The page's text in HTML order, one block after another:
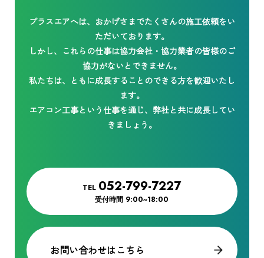
プラスエアへは、おかげさまでたくさんの施工依頼をい
ただいております。
しかし、これらの仕事は協力会社・協力業者の皆様のご
協力がないとできません。
私たちは、ともに成長することのできる方を歓迎いたし
ます。
エアコン工事という仕事を通じ、弊社と共に成長してい
きましょう。
TEL 052-799-7227
受付時間 9:00~18:00
お問い合わせはこちら